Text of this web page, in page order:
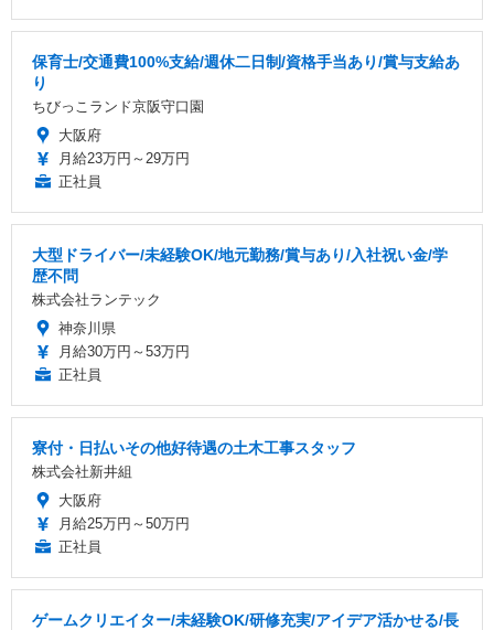
保育士/交通費100%支給/週休二日制/資格手当あり/賞与支給あ
り
ちびっこランド京阪守口園
大阪府
月給23万円～29万円
正社員
大型ドライバー/未経験OK/地元勤務/賞与あり/入社祝い金/学
歴不問
株式会社ランテック
神奈川県
月給30万円～53万円
正社員
寮付・日払いその他好待遇の土木工事スタッフ
株式会社新井組
大阪府
月給25万円～50万円
正社員
ゲームクリエイター/未経験OK/研修充実/アイデア活かせる/長